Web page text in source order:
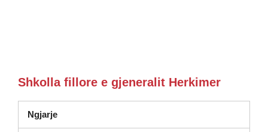
Shkolla fillore e gjeneralit Herkimer
Ngjarje